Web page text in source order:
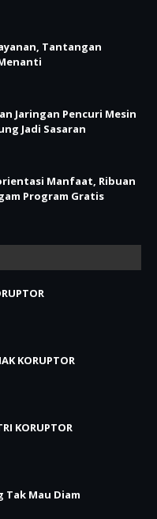
Tantangan
Jaringan Pencuri Mesin
Jadi Sasaran
Manfaat, Ribuan
Program Gratis
KORUPTOR
KORUPTOR
Tak Mau Diam